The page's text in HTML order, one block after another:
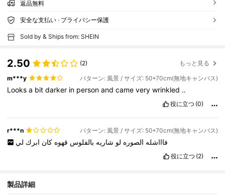
返品無料
安全な支払い · プライバシー保護
Sold by & Ships from: SHEIN
2.50 (2) もっと見る
m***y パターン: 風景 / サイズ: 50*70cm(無地キャンバス)
Looksa bitdarker in personandcameverywrinkled ..
役に立つ (0)
r***n パターン: 風景 / サイズ: 50*70cm(無地キャンバス)
فاااشله الصوره لو شاريه بالفلوس قهوهكان ابرك لي
役に立つ (2)
製品詳細